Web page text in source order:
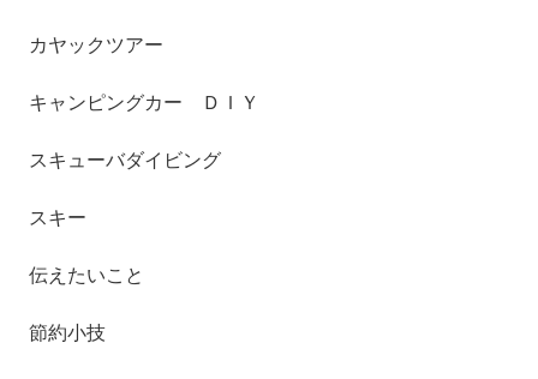
カヤックツアー
キャンピングカー ＤＩＹ
スキューバダイビング
スキー
伝えたいこと
節約小技